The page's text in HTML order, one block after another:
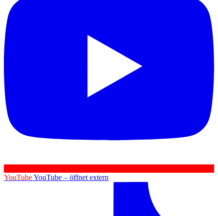
YouTubeYouTube – öffnet extern